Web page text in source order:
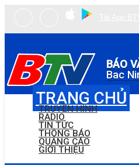
BÁO
Bac
TRANG CHỦ
TRUYỀN HÌNH
RADIO
TIN TỨC
THÔNG BÁO
QUẢNG CÁO
GIỚI THIỆU